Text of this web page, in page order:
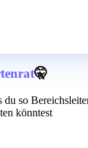
🤫
so
könntest